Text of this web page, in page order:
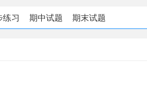
练习 期中试题 期末试题